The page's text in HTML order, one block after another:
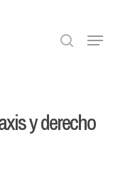
search
y derecho
Close